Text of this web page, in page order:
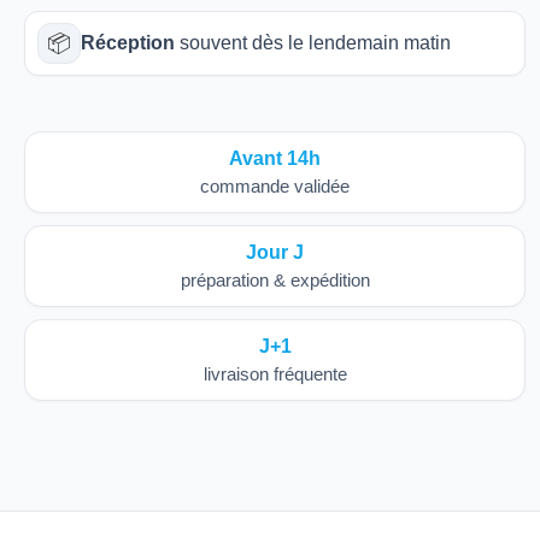
📦 Réception souvent dès le lendemain matin
Avant 14h
commande validée
Jour J
préparation & expédition
J+1
livraison fréquente